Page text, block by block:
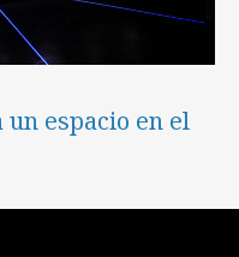
espacio en el